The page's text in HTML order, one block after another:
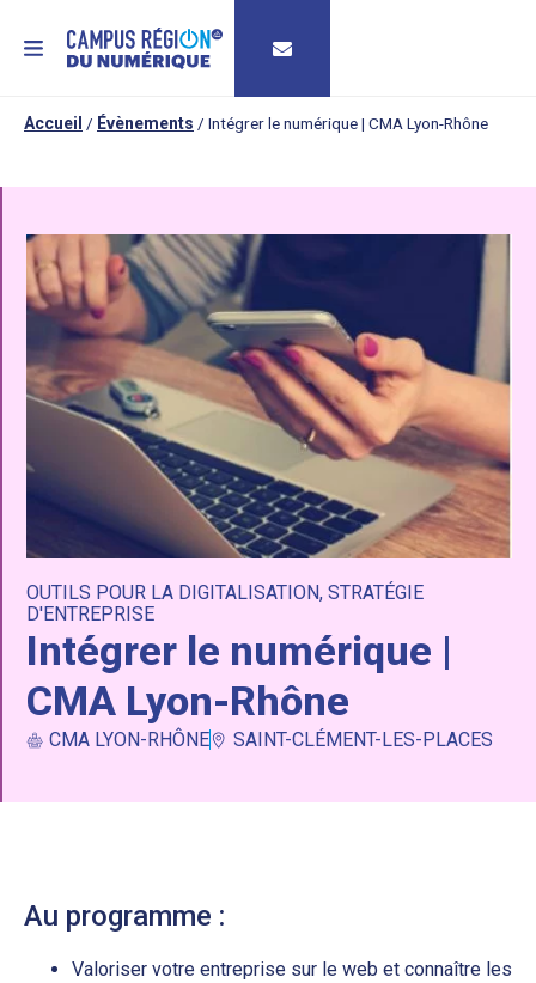
MENU
Accueil / Évènements / Intégrer le numérique | CMA Lyon-Rhône
OUTILS POUR LA DIGITALISATION, STRATÉGIE
D'ENTREPRISE
Intégrer le numérique |
CMA Lyon-Rhône
CMA LYON-RHÔNE SAINT-CLÉMENT-LES-PLACES
Au programme :
Valoriser votre entreprise sur le web et connaître les